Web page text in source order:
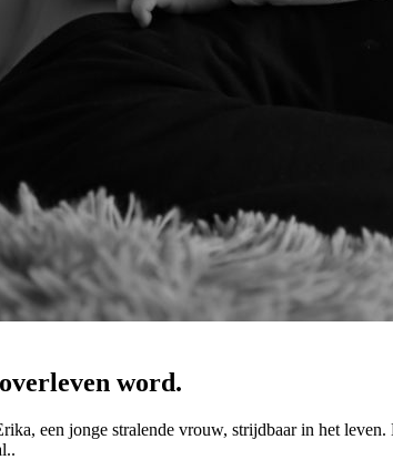
word.
een jonge stralende vrouw, strijdbaar in het